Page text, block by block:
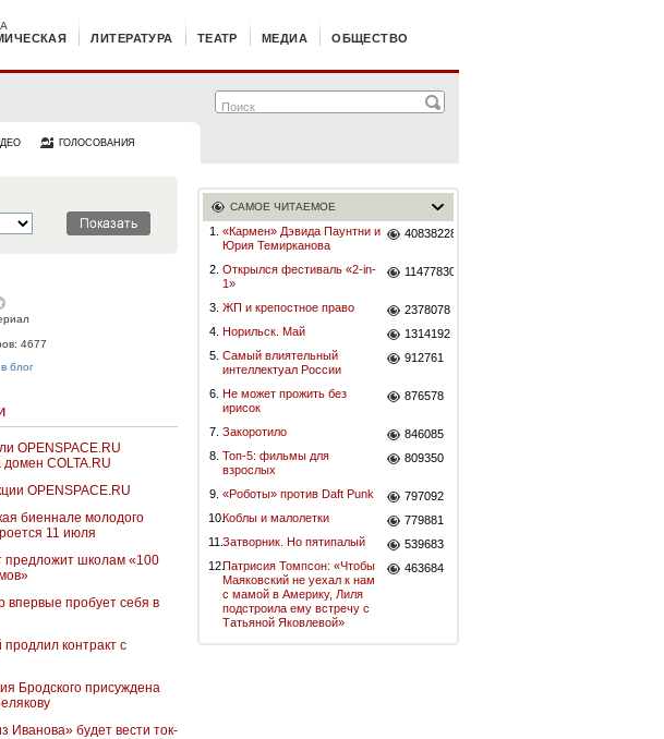
ЛИТЕРАТУРА ТЕАТР МЕДИА ОБЩЕСТВО
ГОЛОСОВАНИЯ
4677
блог
OPENSPACE.RU
COLTA.RU
OPENSPACE.RU
биеннале молодого
11 июля
предложит школам «100
впервые пробует себя в
контракт с
Бродского присуждена
Иванова» будет вести ток-
САМОЕ ЧИТАЕМОЕ
1.
«Кармен» Дэвида Паунтни и
Юрия Темирканова
40838228
2. Открылся фестиваль «2-in-
1»
11477830
3. ЖП и крепостное право
2378078
4. Норильск. Май
1314192
5. Самый влиятельный
интеллектуал России
912761
6. Не может прожить без
ирисок
876578
7. Закоротило
846085
8. Топ-5: фильмы для
взрослых
809350
9. «Роботы» против Daft Punk
797092
10.Коблы и малолетки
779881
11.Затворник. Но пятипалый
539683
12.Патрисия Томпсон: «Чтобы
Маяковский не уехал к нам
с мамой в Америку, Лиля
подстроила ему встречу с
Татьяной Яковлевой»
463684